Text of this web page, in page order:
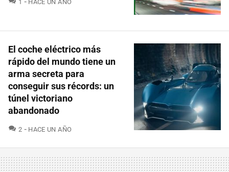
1 HACE UN AÑO
El coche eléctrico más
rápido del mundo tiene un
arma secreta para
conseguir sus récords: un
túnel victoriano
abandonado
2 COMENTARIOS
HACE UN AÑO